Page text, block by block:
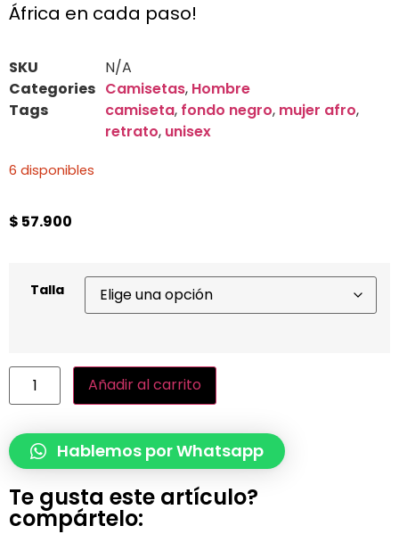
África en cada paso!
SKU
N/A
Categories Camisetas, Hombre
Tags
camiseta, fondo negro, mujer afro,
retrato, unisex
6 disponibles
$ 57.900
Talla
Añadir al carrito
Hablemos por Whatsapp
Te gusta este artículo?
compártelo: